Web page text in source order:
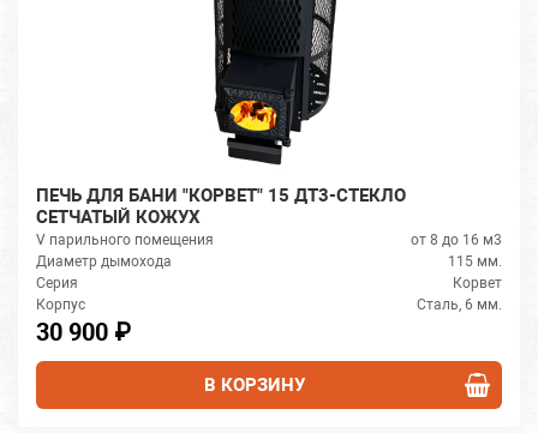
ПЕЧЬ ДЛЯ БАНИ "КОРВЕТ" 15 ДТ3-СТЕКЛО
СЕТЧАТЫЙ КОЖУХ
V парильного помещения
от 8 до 16 м3
Диаметр дымохода
115 мм.
Серия
Корвет
Корпус
Сталь, 6 мм.
30 900 ₽
В КОРЗИНУ